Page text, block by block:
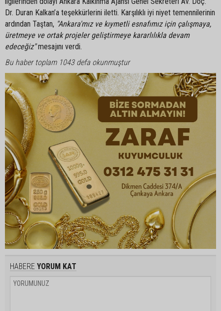
Dr. Duran Kalkan’a teşekkürlerini iletti. Karşılıklı iyi niyet temennilerinin
ardından Taştan, "Ankara'mız ve kıymetli esnafımız için çalışmaya,
üretmeye ve ortak projeler geliştirmeye kararlılıkla devam
edeceğiz"mesajını verdi.
Bu haber toplam 1043 defa okunmuştur
HABERE YORUM KAT